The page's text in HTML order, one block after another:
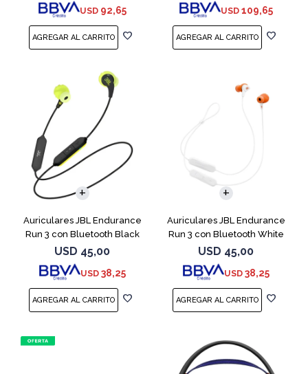
USD 92,65 USD 109,65
Auriculares JBL Endurance
Run 3 con Bluetooth Black
USD 45,00
USD 38,25
Auriculares JBL Endurance
Run 3 con Bluetooth White
USD 45,00
USD 38,25